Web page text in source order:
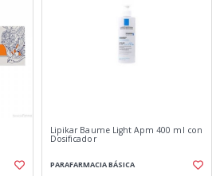
Lipikar Baume Light Apm 400 ml con
Dosificador
PARAFARMACIA BÁSICA